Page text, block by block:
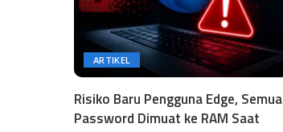
ARTIKEL
Risiko Baru Pengguna Edge, Semua
Password Dimuat ke RAM Saat